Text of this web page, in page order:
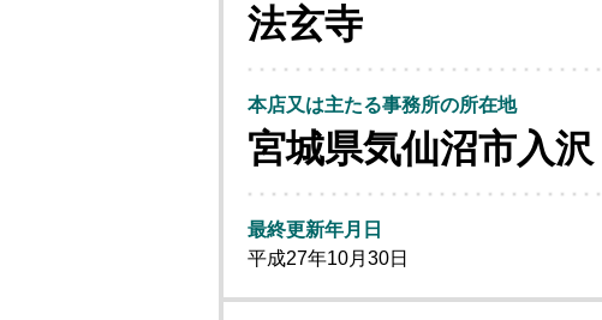
法玄寺
本店又は主たる事務所の所在地
宮城県気仙沼市入
最終更新年月日
平成27年10月30日